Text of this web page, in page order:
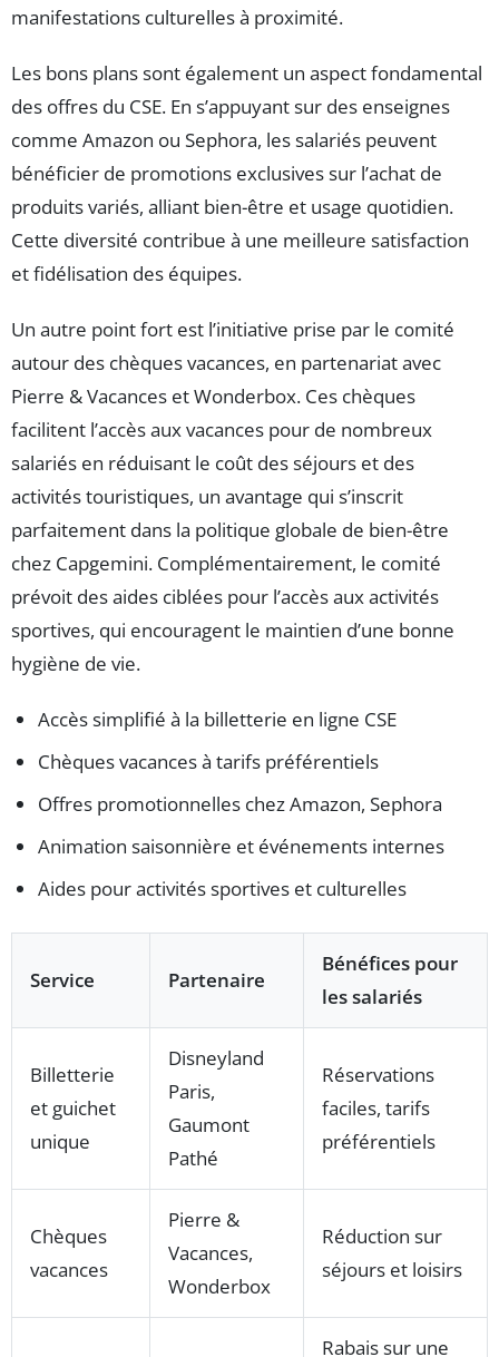
manifestations culturelles à proximité.
Les bons plans sont également un aspect fondamental
des offres du CSE. En s’appuyant sur des enseignes
comme Amazon ou Sephora, les salariés peuvent
bénéficier de promotions exclusives sur l’achat de
produits variés, alliant bien-être et usage quotidien.
Cette diversité contribue à une meilleure satisfaction
et fidélisation des équipes.
Un autre point fort est l’initiative prise par le comité
autour des chèques vacances, en partenariat avec
Pierre & Vacances et Wonderbox. Ces chèques
facilitent l’accès aux vacances pour de nombreux
salariés en réduisant le coût des séjours et des
activités touristiques, un avantage qui s’inscrit
parfaitement dans la politique globale de bien-être
chez Capgemini. Complémentairement, le comité
prévoit des aides ciblées pour l’accès aux activités
sportives, qui encouragent le maintien d’une bonne
hygiène de vie.
Accès simplifié à la billetterie en ligne CSE
Chèques vacances à tarifs préférentiels
Offres promotionnelles chez Amazon, Sephora
Animation saisonnière et événements internes
Aides pour activités sportives et culturelles
Service Partenaire
Bénéfices pour
les salariés
Billetterie
et guichet
unique
Disneyland
Paris,
Gaumont
Pathé
Réservations
faciles, tarifs
préférentiels
Chèques
vacances
Pierre &
Vacances,
Wonderbox
Réduction sur
séjours et loisirs
Rabais sur une